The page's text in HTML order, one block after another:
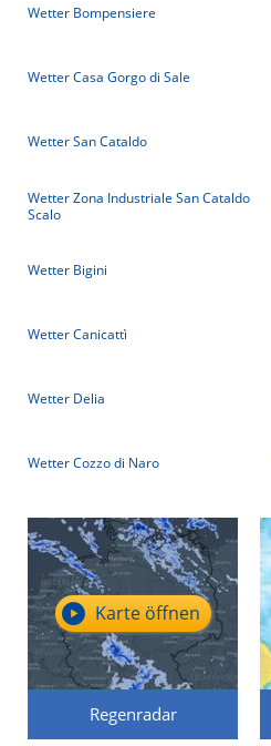
Wetter Bompensiere
Wetter Casa Gorgo di Sale
Wetter San Cataldo
Wetter Zona Industriale San Cataldo
Scalo
Wetter Bigini
Wetter Canicattì
Wetter Delia
Wetter Cozzo di Naro
Regenradar
Karte öffnen